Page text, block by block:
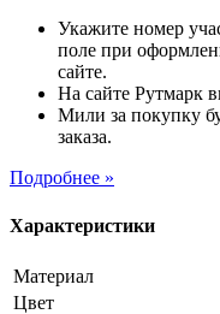
Укажите номер
поле при
сайте.
На сайте Рутмарк
Мили за покупку
заказа.
Подробнее »
Характеристики
Материал
Цвет